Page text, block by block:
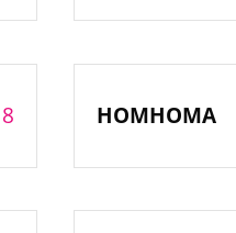
8 НОМНОМА